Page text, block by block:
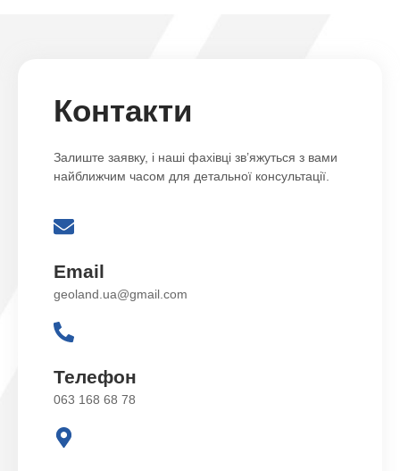
Контакти
Залиште заявку, і наші фахівці зв’яжуться з вами
найближчим часом для детальної консультації.
Email
geoland.ua@gmail.com
Телефон
063 168 68 78